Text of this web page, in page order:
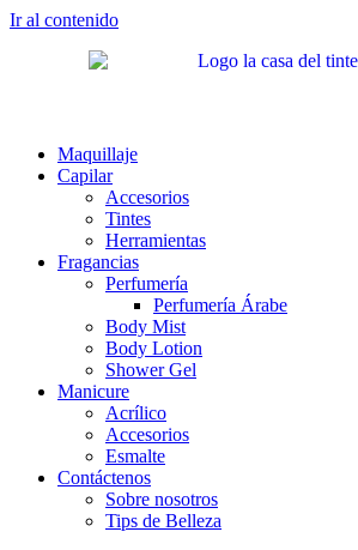
Ir al contenido
Maquillaje
Capilar
Accesorios
Tintes
Herramientas
Fragancias
Perfumería
Perfumería Árabe
Body Mist
Body Lotion
Shower Gel
Manicure
Acrílico
Accesorios
Esmalte
Contáctenos
Sobre nosotros
Tips de Belleza